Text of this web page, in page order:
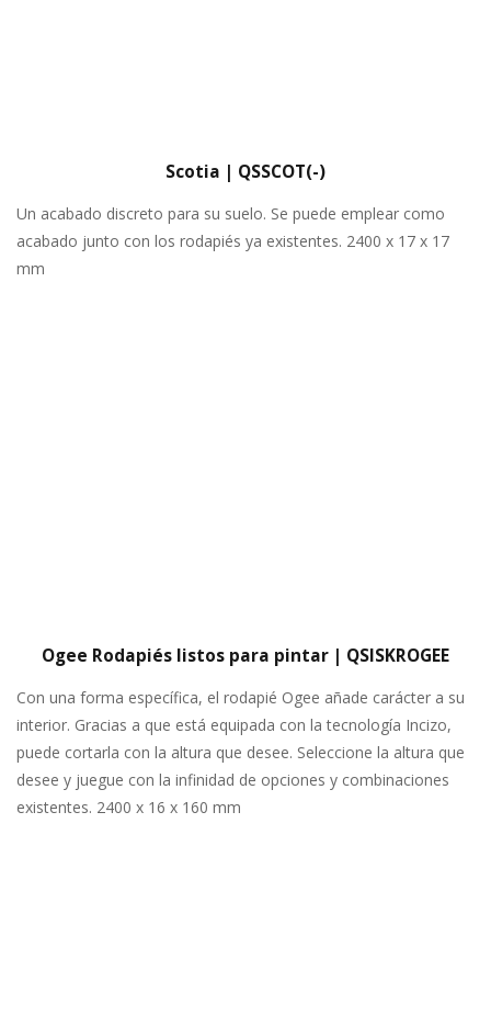
Scotia | QSSCOT(-)
Un acabado discreto para su suelo. Se puede emplear como
acabado junto con los rodapiés ya existentes. 2400 x 17 x 17
mm
Ogee Rodapiés listos para pintar | QSISKROGEE
Con una forma específica, el rodapié Ogee añade carácter a su
interior. Gracias a que está equipada con la tecnología Incizo,
puede cortarla con la altura que desee. Seleccione la altura que
desee y juegue con la infinidad de opciones y combinaciones
existentes. 2400 x 16 x 160 mm